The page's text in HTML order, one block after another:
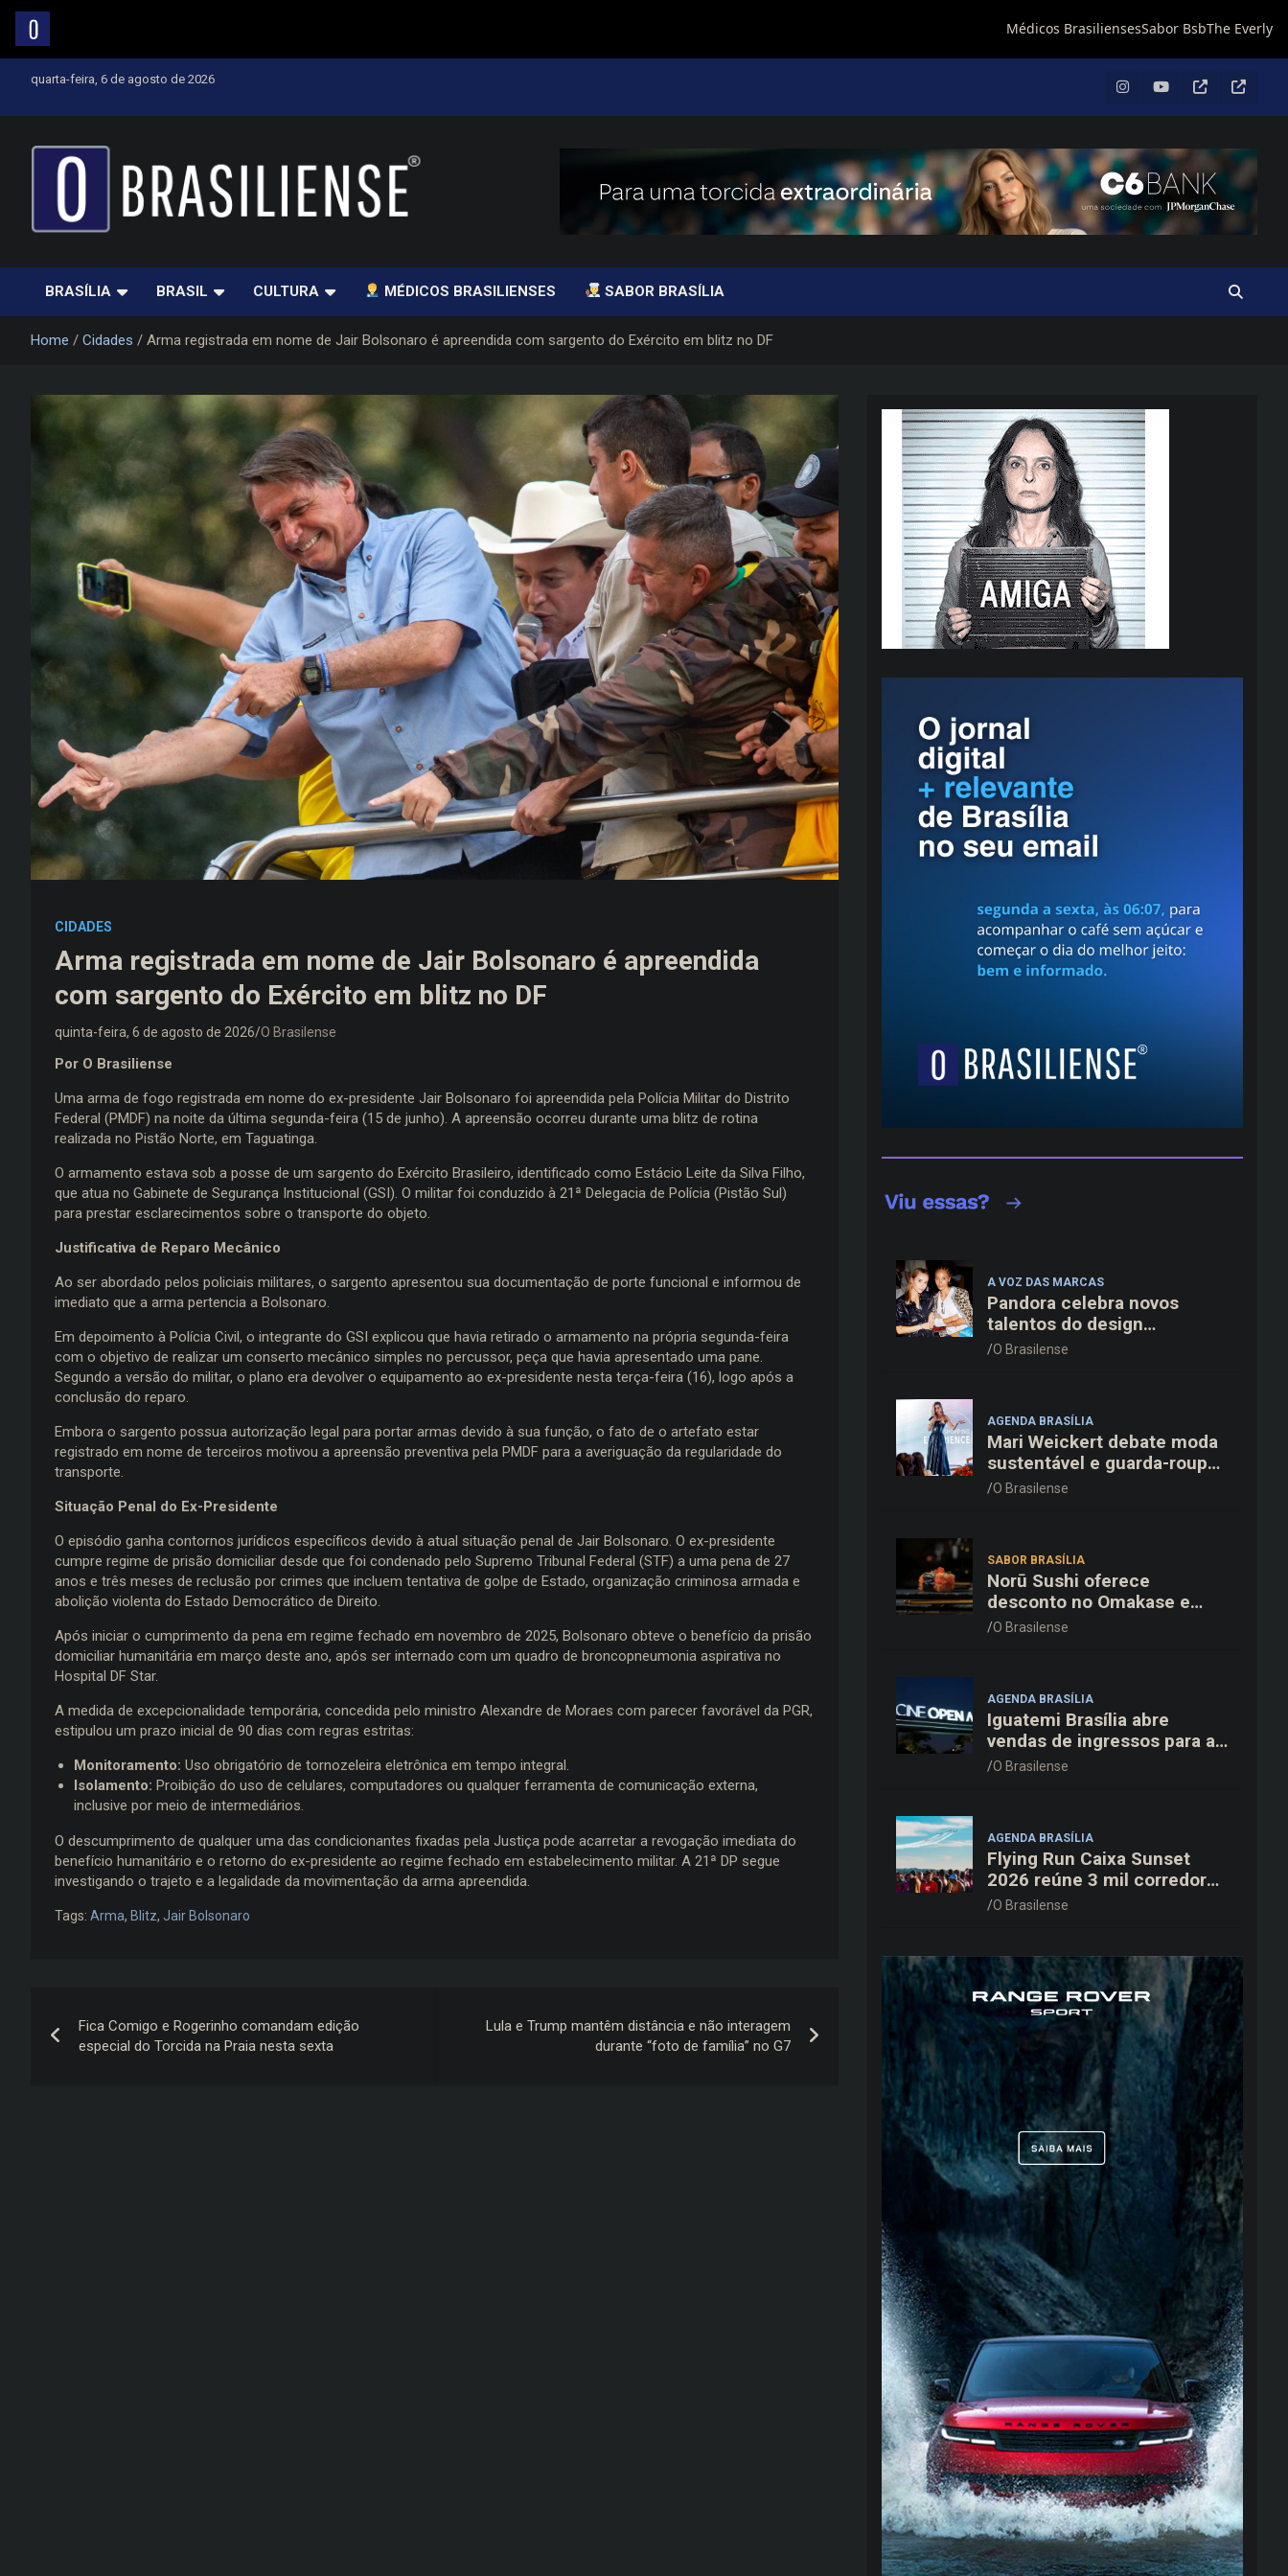
quarta-feira, 6 de agosto de 2026
BRASÍLIA BRASIL CULTURA MÉDICOS BRASILIENSES SABOR BRASÍLIA
Home Cidades Arma registrada em nome de Jair Bolsonaro é apreendida com sargento do Exército em blitz no DF
CIDADES
Arma registrada em nome de Jair Bolsonaro é apreendida
com sargento do Exército em blitz no DF
quinta-feira, 6 de agosto de 2026 O Brasilense
Por O Brasiliense
Uma arma de fogo registrada em nome do ex-presidente Jair Bolsonaro foi apreendida pela Polícia Militar do Distrito
Federal (PMDF) na noite da última segunda-feira (15 de junho). A apreensão ocorreu durante uma blitz de rotina
realizada no Pistão Norte, em Taguatinga.
O armamento estava sob a posse de um sargento do Exército Brasileiro, identificado como Estácio Leite da Silva Filho,
que atua no Gabinete de Segurança Institucional (GSI). O militar foi conduzido à 21ª Delegacia de Polícia (Pistão Sul)
para prestar esclarecimentos sobre o transporte do objeto.
Justificativa de Reparo Mecânico
Ao ser abordado pelos policiais militares, o sargento apresentou sua documentação de porte funcional e informou de
imediato que a arma pertencia a Bolsonaro.
Em depoimento à Polícia Civil, o integrante do GSI explicou que havia retirado o armamento na própria segunda-feira
com o objetivo de realizar um conserto mecânico simples no percussor, peça que havia apresentado uma pane.
Segundo a versão do militar, o plano era devolver o equipamento ao ex-presidente nesta terça-feira (16), logo após a
conclusão do reparo.
Embora o sargento possua autorização legal para portar armas devido à sua função, o fato de o artefato estar
registrado em nome de terceiros motivou a apreensão preventiva pela PMDF para a averiguação da regularidade do
transporte.
Situação Penal do Ex-Presidente
O episódio ganha contornos jurídicos específicos devido à atual situação penal de Jair Bolsonaro. O ex-presidente
cumpre regime de prisão domiciliar desde que foi condenado pelo Supremo Tribunal Federal (STF) a uma pena de 27
anos e três meses de reclusão por crimes que incluem tentativa de golpe de Estado, organização criminosa armada e
abolição violenta do Estado Democrático de Direito.
Após iniciar o cumprimento da pena em regime fechado em novembro de 2025, Bolsonaro obteve o benefício da prisão
domiciliar humanitária em março deste ano, após ser internado com um quadro de broncopneumonia aspirativa no
Hospital DF Star.
A medida de excepcionalidade temporária, concedida pelo ministro Alexandre de Moraes com parecer favorável da PGR,
estipulou um prazo inicial de 90 dias com regras estritas:
Monitoramento: Uso obrigatório de tornozeleira eletrônica em tempo integral.
Isolamento: Proibição do uso de celulares, computadores ou qualquer ferramenta de comunicação externa,
inclusive por meio de intermediários.
O descumprimento de qualquer uma das condicionantes fixadas pela Justiça pode acarretar a revogação imediata do
benefício humanitário e o retorno do ex-presidente ao regime fechado em estabelecimento militar. A 21ª DP segue
investigando o trajeto e a legalidade da movimentação da arma apreendida.
Tags: Arma, Blitz, Jair Bolsonaro
de
Fica Comigo e Rogerinho comandam edição
especial do Torcida na Praia nesta sexta
Lula e Trump mantêm distância e não interagem
durante “foto de família” no G7
A VOZ DAS MARCAS
Pandora celebra novos
talentos do design
dinamarquês em jantar
O Brasilense
AGENDA BRASÍLIA
Mari Weickert debate moda
sustentável e guarda-roupa
inteligente no ParkShopping
O Brasilense
SABOR BRASÍLIA
Norū Sushi oferece
desconto no Omakase e
cortesia completa para os
O Brasilense
AGENDA BRASÍLIA
Iguatemi Brasília abre
vendas de ingressos para a
3ª edição do Cine Open Air
O Brasilense
AGENDA BRASÍLIA
Flying Run Caixa Sunset
2026 reúne 3 mil corredores
na pista do Aeroporto de
O Brasilense